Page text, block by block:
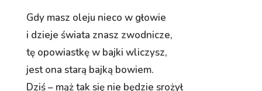
Gdy masz oleju nieco w głowie
i dzieje świata znasz zwodnicze,
tę opowiastkę w bajki wliczysz,
jest ona starą bajką bowiem.
Dziś – mąż tak się nie będzie srożył